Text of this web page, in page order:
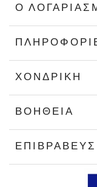
Ο
ΧΟΝΔΡΙΚΉ
ΒΟΉΘΕΙΑ